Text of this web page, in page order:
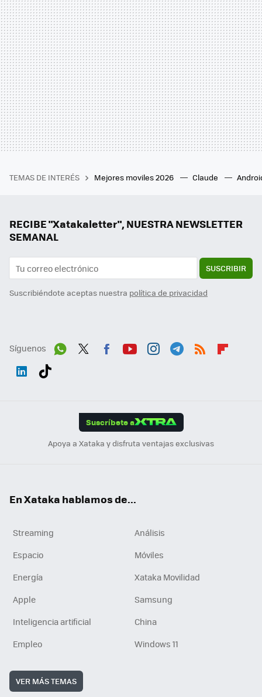
TEMAS DE INTERÉS Mejores moviles 2026 Claude
RECIBE "Xatakaletter", NUESTRA NEWSLETTER
SEMANAL
SUSCRIBIR
Suscribiéndote aceptas nuestra política de privacidad
Síguenos
Suscríbete a
Apoya a Xataka y disfruta ventajas exclusivas
En Xataka hablamos de...
Streaming
Análisis
Espacio
Móviles
Energía
Xataka Movilidad
Apple
Samsung
Inteligencia artificial
China
Empleo
Windows 11
VER MÁS TEMAS